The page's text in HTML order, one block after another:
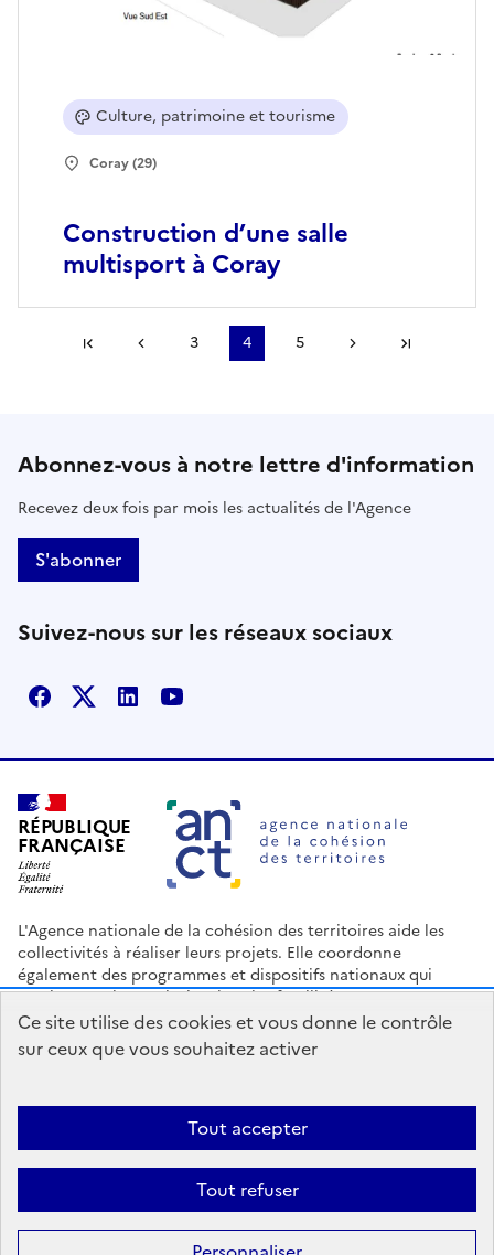
Ce site utilise des cookies et vous donne le contrôle
sur ceux que vous souhaitez activer
Tout accepter
Tout refuser
Construction d’une salle
multisport à Coray
Culture, patrimoine et tourisme
Coray (29)
Première pagePage précédente
3 4 5 Page suivante
Abonnez-vous à notre lettre d'information
Recevez deux fois par mois les actualités de l'Agence
S'abonner
Suivez-nous sur les réseaux sociaux
Facebook
X LinkedinYoutube
RÉPUBLIQUE
FRANÇAISE
L'Agence nationale de la cohésion des territoires aide les
collectivités à réaliser leurs projets. Elle coordonne
également des programmes et dispositifs nationaux qui
soutiennent les territoires les plus fragilisés.
Espace Presse Logo ANCT
data.gouv.fr
Accessibilité : Partiellement conforme Mentions légales
Politique